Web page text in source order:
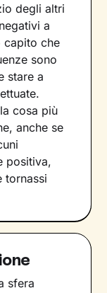
degli altri
a
capito che
sono
stare a
cosa più
anche se
positiva,
tornassi
sfera